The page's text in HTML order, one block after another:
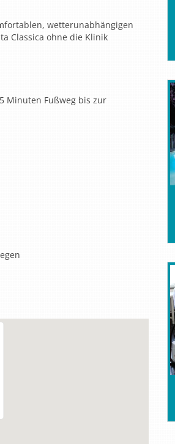
wetterunabhängigen
Classica ohne die Klinik
Minuten Fußweg bis zur